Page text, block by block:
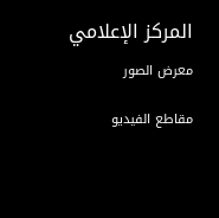
المركز الإعلامي
معرض الصور
مقاطع الفيديو